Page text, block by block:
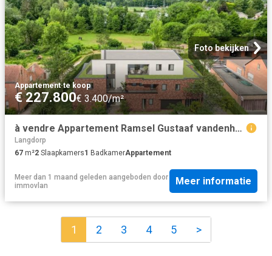
Foto bekijken
Appartement·te koop
€ 227.800€ 3.400/m²
à vendre Appartement Ramsel Gustaaf vandenheuvelstraat
Langdorp
67 m²2 Slaapkamers1 BadkamerAppartement
Meer dan 1 maand geleden aangeboden door
immovlan
Meer informatie
1 2 3 4 5 >